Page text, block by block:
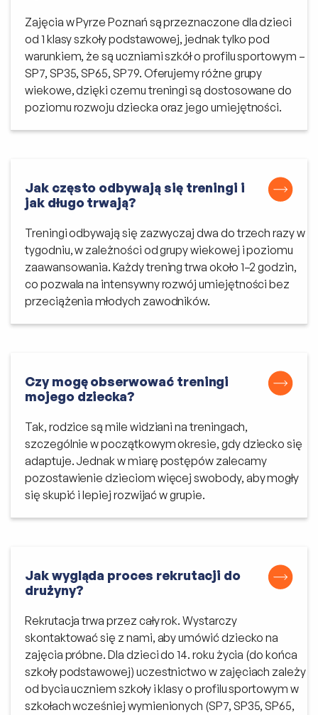
Zajęcia w Pyrze Poznań są przeznaczone dla dzieci
od 1 klasy szkoły podstawowej, jednak tylko pod
warunkiem, że są uczniami szkół o profilu sportowym –
SP7, SP35, SP65, SP79. Oferujemy różne grupy
wiekowe, dzięki czemu treningi są dostosowane do
poziomu rozwoju dziecka oraz jego umiejętności.
Jak często odbywają się treningi i
jak długo trwają?
Treningi odbywają się zazwyczaj dwa do trzech razy w
tygodniu, w zależności od grupy wiekowej i poziomu
zaawansowania. Każdy trening trwa około 1–2 godzin,
co pozwala na intensywny rozwój umiejętności bez
przeciążenia młodych zawodników.
Czy mogę obserwować treningi
mojego dziecka?
Tak, rodzice są mile widziani na treningach,
szczególnie w początkowym okresie, gdy dziecko się
adaptuje. Jednak w miarę postępów zalecamy
pozostawienie dzieciom więcej swobody, aby mogły
się skupić i lepiej rozwijać w grupie.
Jak wygląda proces rekrutacji do
drużyny?
Rekrutacja trwa przez cały rok. Wystarczy
skontaktować się z nami, aby umówić dziecko na
zajęcia próbne. Dla dzieci do 14. roku życia (do końca
szkoły podstawowej) uczestnictwo w zajęciach zależy
od bycia uczniem szkoły i klasy o profilu sportowym w
szkołach wcześniej wymienionych (SP7, SP35, SP65,